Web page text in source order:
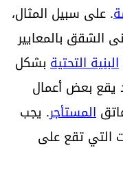
. على سبيل المثال،
الشقق بالمعايير
البنية التحتية بشكل
يقع بعض أعمال
المستأجر. يجب
التي تقع على